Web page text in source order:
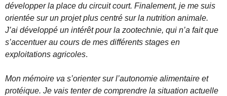
développer la place du circuit court. Finalement, je me suis
orientée sur un projet plus centré sur la nutrition animale.
J’ai développé un intérêt pour la zootechnie, qui n’a fait que
s’accentuer au cours de mes différents stages en
exploitations agricoles.
Mon mémoire va s’orienter sur l’autonomie alimentaire et
protéique. Je vais tenter de comprendre la situation actuelle